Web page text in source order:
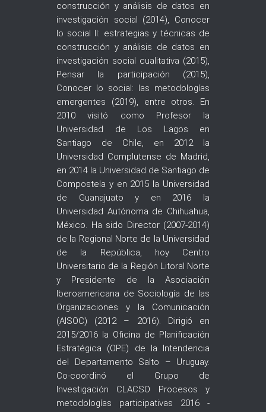
construcción y análisis de datos en
investigación social (2014), Conocer
lo social II: estrategias y técnicas de
construcción y análisis de datos en
investigación social cualitativa (2015),
Pensar la participación (2015),
Conocer lo social: las metodologías
emergentes (2019), entre otros. En
2010 visitó como Profesor la
Universidad de Los Lagos en
Santiago de Chile, en 2012 la
Universidad Complutense de Madrid,
en 2014 la Universidad de Santiago de
Compostela y en 2015 la Universidad
de Guanajuato y en 2016 la
Universidad Autónoma de Chihuahua,
México. Ha sido Director (2007-2014)
de la Regional Norte de la Universidad
de la República, hoy Centro
Universitario de la Región Litoral Norte
y Presidente de la Asociación
Iberoamericana de Sociología de las
Organizaciones y la Comunicación
(AISOC) (2012 – 2016). Dirigió en
2015/2016 la Oficina de Planificación
Estratégica (OPE) de la Intendencia
del Departamento Salto – Uruguay.
Co-coordinó el Grupo de
Investigación CLACSO Procesos y
metodologías participativas 2016 -